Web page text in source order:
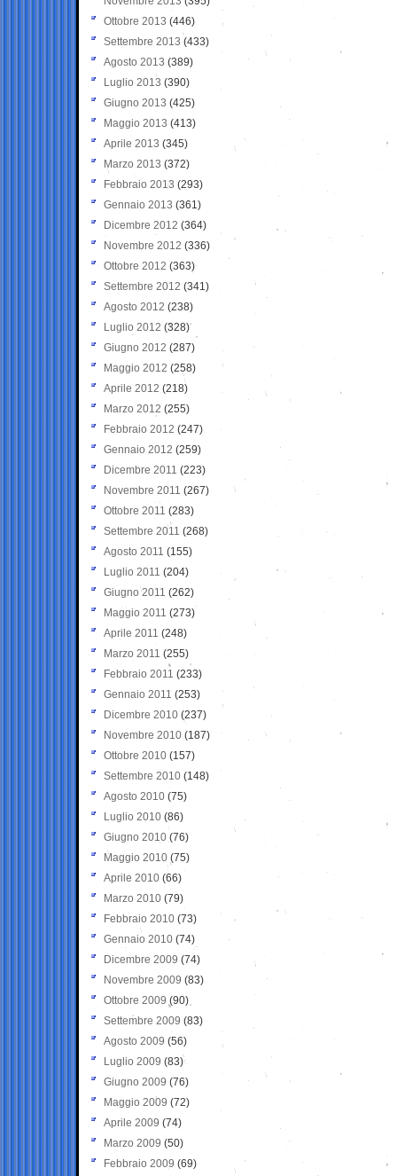
Ottobre 2013 (446)
Settembre 2013 (433)
Agosto 2013 (389)
Luglio 2013 (390)
Giugno 2013 (425)
Maggio 2013 (413)
Aprile 2013 (345)
Marzo 2013 (372)
Febbraio 2013 (293)
Gennaio 2013 (361)
Dicembre 2012 (364)
Novembre 2012 (336)
Ottobre 2012 (363)
Settembre 2012 (341)
Agosto 2012 (238)
Luglio 2012 (328)
Giugno 2012 (287)
Maggio 2012 (258)
Aprile 2012 (218)
Marzo 2012 (255)
Febbraio 2012 (247)
Gennaio 2012 (259)
Dicembre 2011 (223)
Novembre 2011 (267)
Ottobre 2011 (283)
Settembre 2011 (268)
Agosto 2011 (155)
Luglio 2011 (204)
Giugno 2011 (262)
Maggio 2011 (273)
Aprile 2011 (248)
Marzo 2011 (255)
Febbraio 2011 (233)
Gennaio 2011 (253)
Dicembre 2010 (237)
Novembre 2010 (187)
Ottobre 2010 (157)
Settembre 2010 (148)
Agosto 2010 (75)
Luglio 2010 (86)
Giugno 2010 (76)
Maggio 2010 (75)
Aprile 2010 (66)
Marzo 2010 (79)
Febbraio 2010 (73)
Gennaio 2010 (74)
Dicembre 2009 (74)
Novembre 2009 (83)
Ottobre 2009 (90)
Settembre 2009 (83)
Agosto 2009 (56)
Luglio 2009 (83)
Giugno 2009 (76)
Maggio 2009 (72)
Aprile 2009 (74)
Marzo 2009 (50)
Febbraio 2009 (69)